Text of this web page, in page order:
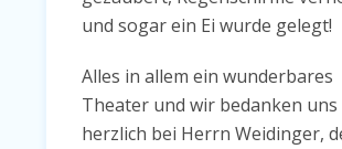
und sogar ein Ei wurde gelegt!
Alles in allem ein wunderbares
Theater und wir bedanken
herzlich bei Herrn Weidinger,